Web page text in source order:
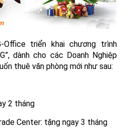
Office triển khai chương trình
dành cho các Doanh Nghiệp
thuê văn phòng mới như sau:
2 tháng
Center: tặng ngay 3 tháng